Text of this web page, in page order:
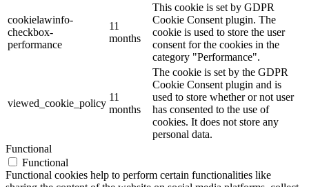
cookielawinfo-
checkbox-
performance
11
months
This cookie is set by GDPR
Cookie Consent plugin. The
cookie is used to store the user
consent for the cookies in the
category "Performance".
viewed_cookie_policy
11
months
The cookie is set by the GDPR
Cookie Consent plugin and is
used to store whether or not user
has consented to the use of
cookies. It does not store any
personal data.
Functional
Functional
Functional cookies help to perform certain functionalities like